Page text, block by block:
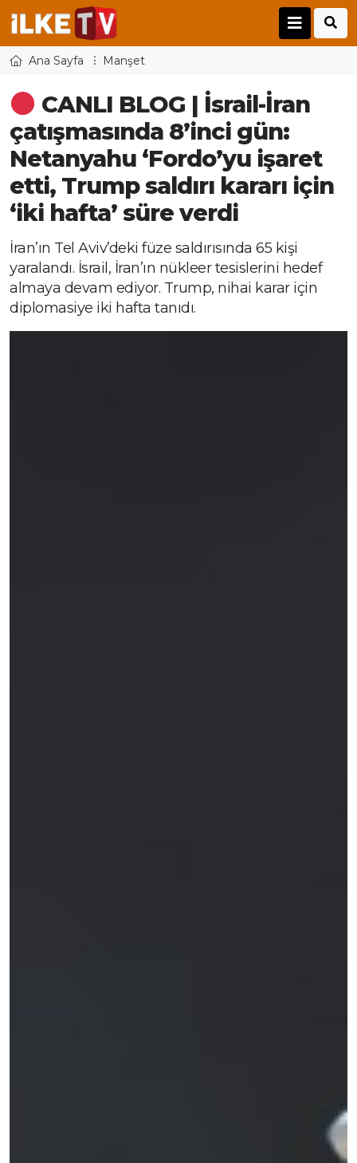
Ana Sayfa Manşet
CANLI BLOG | İsrail-İran
çatışmasında 8’inci gün:
Netanyahu ‘Fordo’yu işaret
etti, Trump saldırı kararı için
‘iki hafta’ süre verdi
İran’ın Tel Aviv’deki füze saldırısında 65 kişi
yaralandı. İsrail, İran’ın nükleer tesislerini hedef
almaya devam ediyor. Trump, nihai karar için
diplomasiye iki hafta tanıdı.